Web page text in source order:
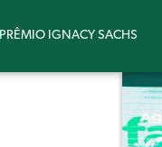
PRÊMIO IGNACY SACHS